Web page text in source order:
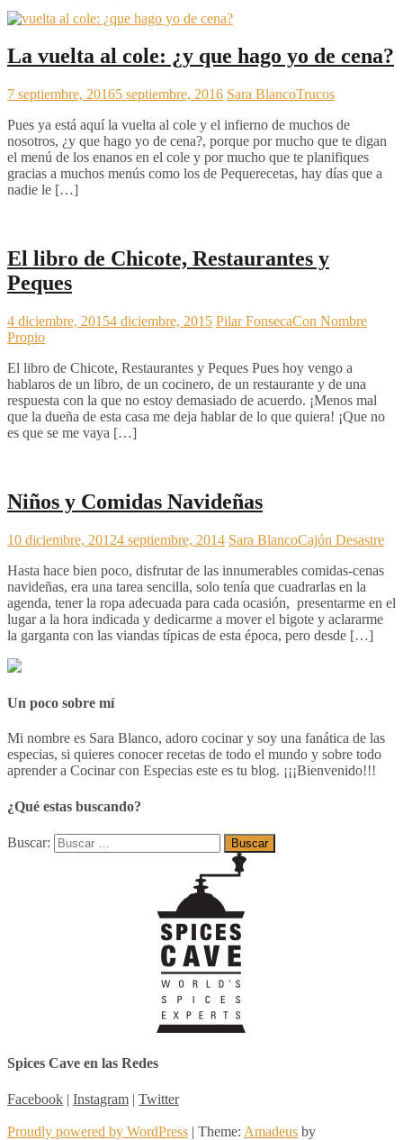
La vuelta al cole: ¿y que hago yo de cena?
7 septiembre, 20165 septiembre, 2016 Sara BlancoTrucos
Pues ya está aquí la vuelta al cole y el infierno de muchos de
nosotros, ¿y que hago yo de cena?, porque por mucho que te digan
el menú de los enanos en el cole y por mucho que te planifiques
gracias a muchos menús como los de Pequerecetas, hay días que a
nadie le […]
El libro de Chicote, Restaurantes y
Peques
4 diciembre, 20154 diciembre, 2015 Pilar FonsecaCon Nombre
Propio
El libro de Chicote, Restaurantes y Peques Pues hoy vengo a
hablaros de un libro, de un cocinero, de un restaurante y de una
respuesta con la que no estoy demasiado de acuerdo. ¡Menos mal
que la dueña de esta casa me deja hablar de lo que quiera! ¡Que no
es que se me vaya […]
Niños y Comidas Navideñas
10 diciembre, 20124 septiembre, 2014 Sara BlancoCajón Desastre
Hasta hace bien poco, disfrutar de las innumerables comidas-cenas
navideñas, era una tarea sencilla, solo tenía que cuadrarlas en la
agenda, tener la ropa adecuada para cada ocasión, presentarme en el
lugar a la hora indicada y dedicarme a mover el bigote y aclararme
la garganta con las viandas típicas de esta época, pero desde […]
Un poco sobre mí
Mi nombre es Sara Blanco, adoro cocinar y soy una fanática de las
especias, si quieres conocer recetas de todo el mundo y sobre todo
aprender a Cocinar con Especias este es tu blog. ¡¡¡Bienvenido!!!
¿Qué estas buscando?
Buscar:
Spices Cave en las Redes
Facebook | Instagram | Twitter
Proudly powered by WordPress | Theme: Amadeus by